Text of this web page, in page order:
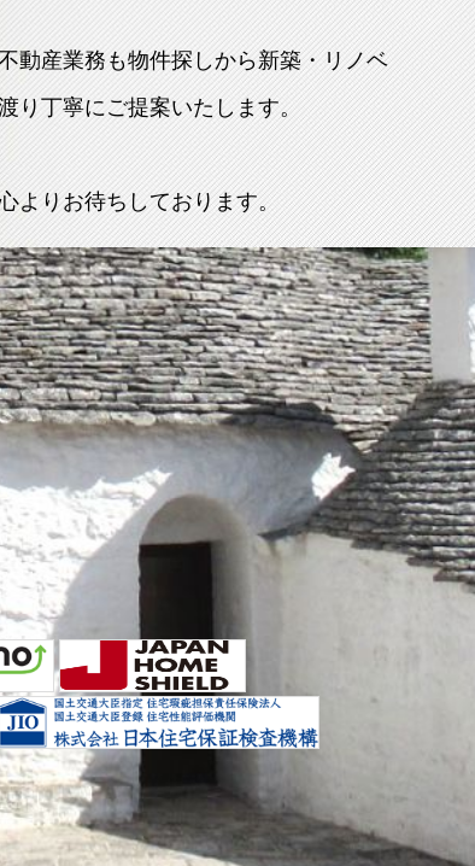
動産業務も物件探しから新築・リノベ
り丁寧にご提案いたします。
よりお待ちしております。